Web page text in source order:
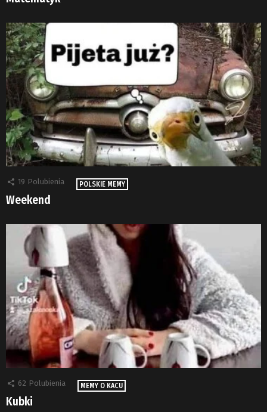
19 Polubienia POLSKIE MEMY
Weekend
62 Polubienia MEMY O KACU
Kubki